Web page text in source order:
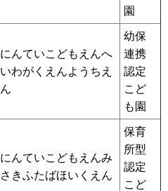
園
にんていこどもえんへ
いわがくえんようちえ
ん
幼保
連携
認定
こど
も園
にんていこどもえんみ
さきふたばほいくえん
保育
所型
認定
こど